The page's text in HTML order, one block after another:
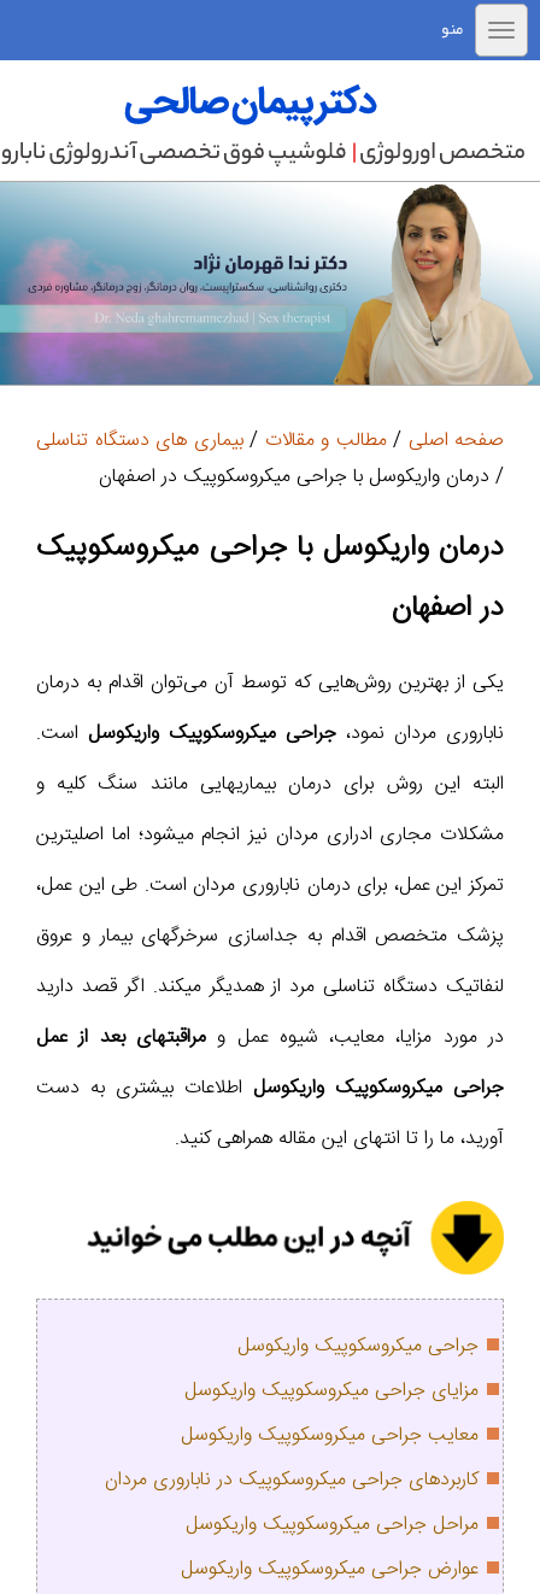
منو
صفحه اصلی /مطالب و مقالات /بیماری های دستگاه تناسلی
/ درمان واریکوسل با جراحی میکروسکوپیک در اصفهان
درمان واریکوسل با جراحی میکروسکوپیک
در اصفهان
یکی از بهترین روش‌هایی که توسط آن می‌توان اقدام به درمان
ناباروری مردان نمود، جراحی میکروسکوپیک واریکوسل است.
البته این روش برای درمان بیماریهایی مانند سنگ کلیه و
مشکلات مجاری ادراری مردان نیز انجام میشود؛ اما اصلیترین
تمرکز این عمل، برای درمان ناباروری مردان است. طی این عمل،
پزشک متخصص اقدام به جداسازی سرخرگهای بیمار و عروق
لنفاتیک دستگاه تناسلی مرد از همدیگر میکند. اگر قصد دارید
در مورد مزایا، معایب، شیوه عمل ومراقبتهای بعد از عمل
جراحی میکروسکوپیک واریکوسل اطلاعات بیشتری به دست
آورید، ما را تا انتهای این مقاله همراهی کنید.
جراحی میکروسکوپیک واریکوسل
مزایای جراحی میکروسکوپیک واریکوسل
معایب جراحی میکروسکوپیک واریکوسل
کاربردهای جراحی میکروسکوپیک در ناباروری مردان
مراحل جراحی میکروسکوپیک واریکوسل
عوارض جراحی میکروسکوپیک واریکوسل